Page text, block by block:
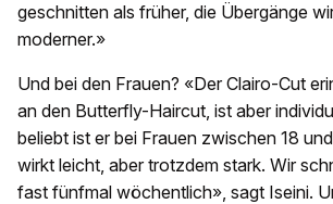
geschnitten als früher, die Übergänge
moderner.»
Und bei den Frauen? «Der Clairo-Cut
an den Butterfly-Haircut, ist aber
beliebt ist er bei Frauen zwischen 18
wirkt leicht, aber trotzdem stark. Wir
fast fünfmal wöchentlich», sagt Iseini.